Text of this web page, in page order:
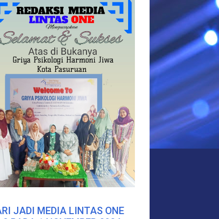
JADI MEDIA LINTAS ONE